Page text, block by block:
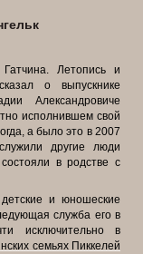
Летопись и
о выпускнике
Александровиче
исполнившем свой
абыло это в 2007
другие люди
в родстве с
и юношеские
служба его в
исключительно в
семьях Пиккелей